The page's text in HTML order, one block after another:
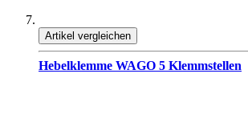
Artikel vergleichen
Hebelklemme WAGO 5 Klemmstellen